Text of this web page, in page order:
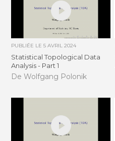
PUBLIÉE LE5 AVRIL 2024
Statistical Topological Data
Analysis - Part 1
De Wolfgang Polonik